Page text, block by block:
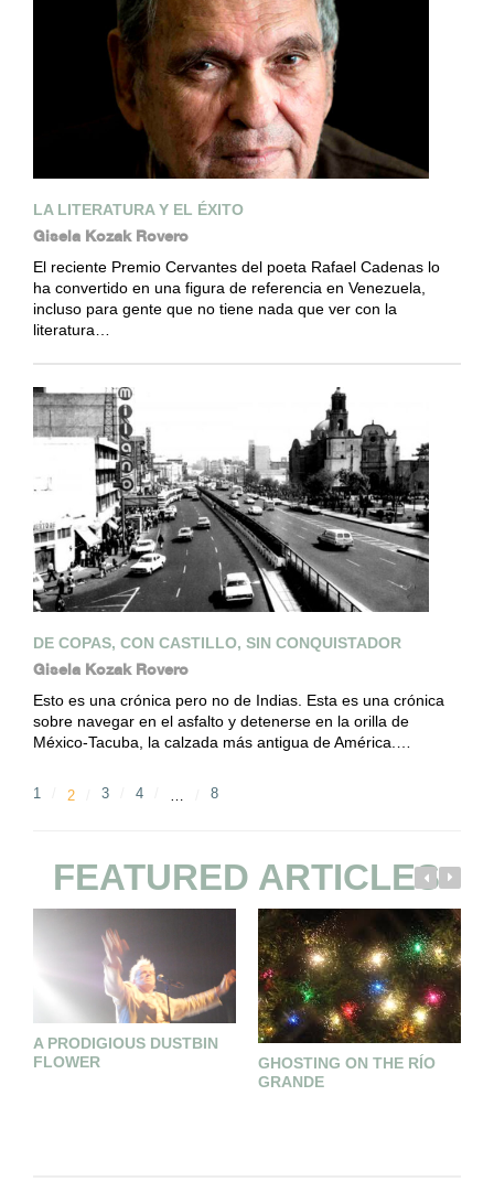
LA LITERATURA Y EL ÉXITO
Gisela Kozak Rovero
El reciente Premio Cervantes del poeta Rafael Cadenas lo
ha convertido en una figura de referencia en Venezuela,
incluso para gente que no tiene nada que ver con la
literatura…
DE COPAS, CON CASTILLO, SIN CONQUISTADOR
Gisela Kozak Rovero
Esto es una crónica pero no de Indias. Esta es una crónica
sobre navegar en el asfalto y detenerse en la orilla de
México-Tacuba, la calzada más antigua de América.…
1 2 3 4 8
FEATURED ARTICLES
A PRODIGIOUS DUSTBIN
FLOWER
GHOSTING ON THE RÍO
GRANDE